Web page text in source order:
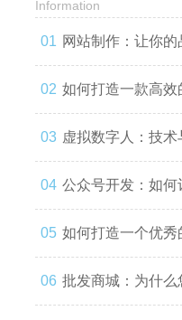
Information
网站制作：让你
如何打造一款高效
虚拟数字人：技
公众号开发：如何
中的第一选择
如何打造一个优秀
批发商城：为什么